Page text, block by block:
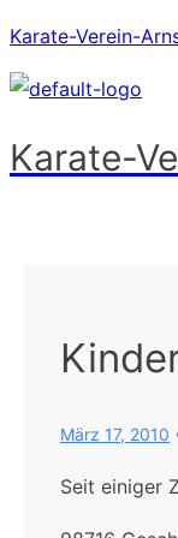
Karate-Verein-
Karate-
März 17, 2010
Seit einiger